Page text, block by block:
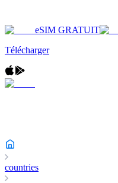
eSIM GRATUIT
Télécharger
countries